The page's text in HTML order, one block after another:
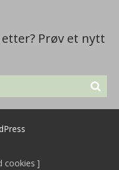
Prøv et nytt
cookies